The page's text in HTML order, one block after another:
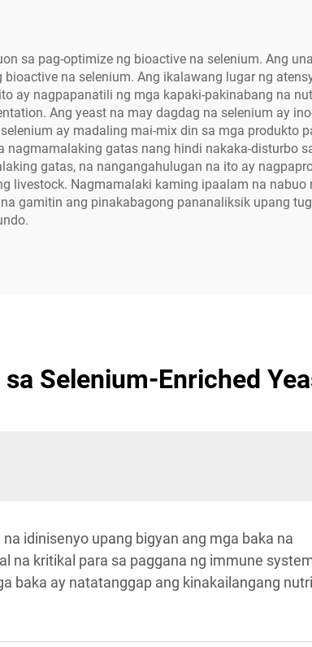
sa pag-optimize ng bioactive na selenium. Ang
na selenium. Ang ikalawang lugar ng
ay nagpapanatili ng mga kapaki-pakinabang na
Ang yeast na may dagdag na selenium ay
ay madaling mai-mix din sa mga produkto
gatas nang hindi nakaka-disturbo
gatas, na nangangahulugan na ito ay
livestock. Nagmamalaki kaming ipaalam na nabuo
gamitin ang pinakabagong pananaliksik upang
Selenium-Enriched
idinisenyo upang bigyan ang mga baka na
na kritikal para sa paggana ng immune
baka ay natatanggap ang kinakailangang